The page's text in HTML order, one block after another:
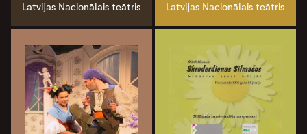
Latvijas Nacionālais teātris Latvijas Nacionālais teātris